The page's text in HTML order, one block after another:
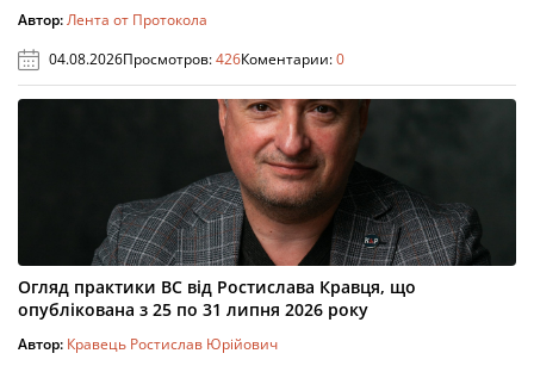
Автор:Лента от Протокола
04.08.2026Просмотров:426Коментарии:0
Огляд практики ВС від Ростислава Кравця, що
опублікована з 25 по 31 липня 2026 року
Автор: Кравець Ростислав Юрійович